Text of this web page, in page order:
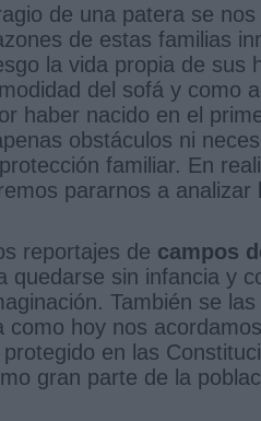
de una patera se nos
de estas familias
la vida propia de sus
del sofá y como
haber nacido en el
obstáculos ni
familiar. En
pararnos a analizar
reportajes de campos
quedarse sin infancia y
También se las
hoy nos
en las
gran parte de la